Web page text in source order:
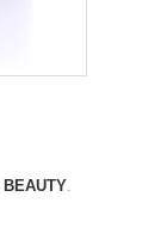
BEAUTY.